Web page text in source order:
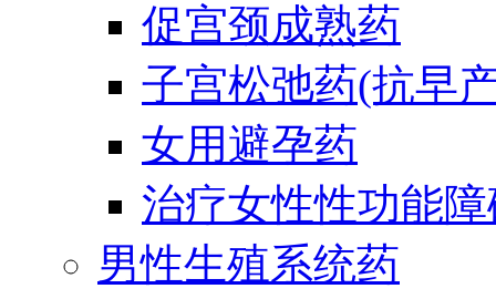
促宫颈成熟药
子宫松弛药(抗早
女用避孕药
治疗女性性功能
男性生殖系统药